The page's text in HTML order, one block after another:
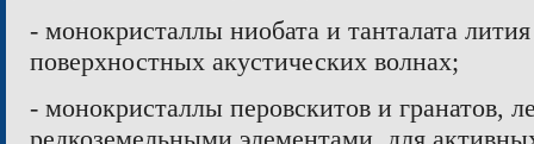
- монокристаллы ниобата и танталата
поверхностных акустических волнах;
- монокристаллы перовскитов и гранатов,